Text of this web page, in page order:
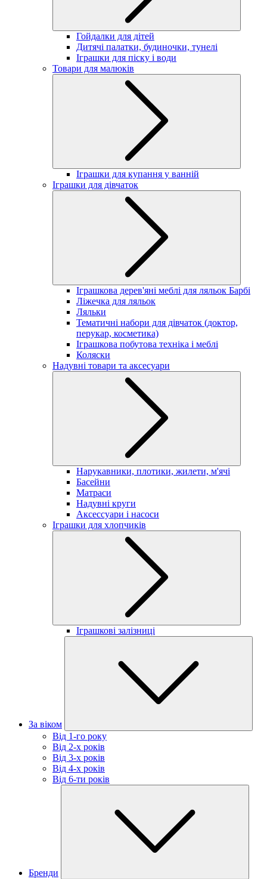
Гойдалки для дітей
Дитячі палатки, будиночки, тунелі
Іграшки для піску і води
Товари для малюків
Іграшки для купання у ванній
Іграшки для дівчаток
Іграшкова дерев'яні меблі для ляльок Барбі
Ліжечка для ляльок
Ляльки
Тематичні набори для дівчаток (доктор,
перукар, косметика)
Іграшкова побутова техніка і меблі
Коляски
Надувні товари та аксесуари
Нарукавники, плотики, жилети, м'ячі
Басейни
Матраси
Надувні круги
Аксессуари і насоси
Іграшки для хлопчиків
Іграшкові залізниці
За віком
Від 1-го року
Від 2-х років
Від 3-х років
Від 4-х років
Від 6-ти років
Бренди